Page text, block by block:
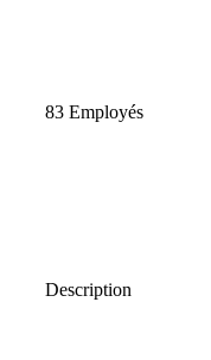
83 Employés
Description